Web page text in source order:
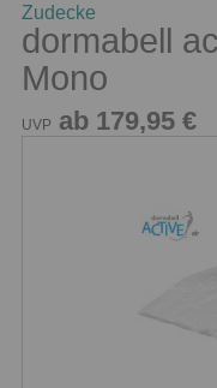
Zudecke
dormabell
Mono
UVP ab 179,95 €